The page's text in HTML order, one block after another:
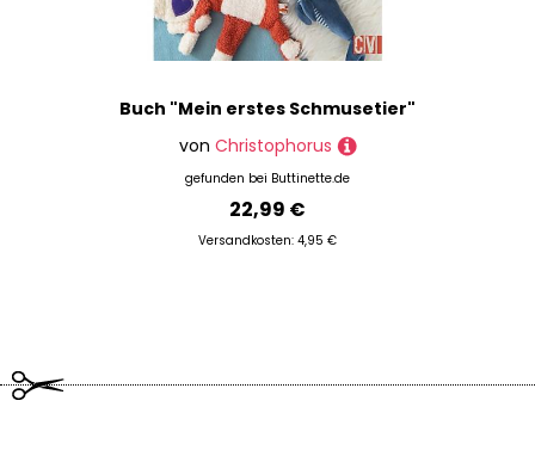
Buch "Mein erstes Schmusetier"
von Christophorus
gefunden bei Buttinette.de
22,99 €
Versandkosten: 4,95 €